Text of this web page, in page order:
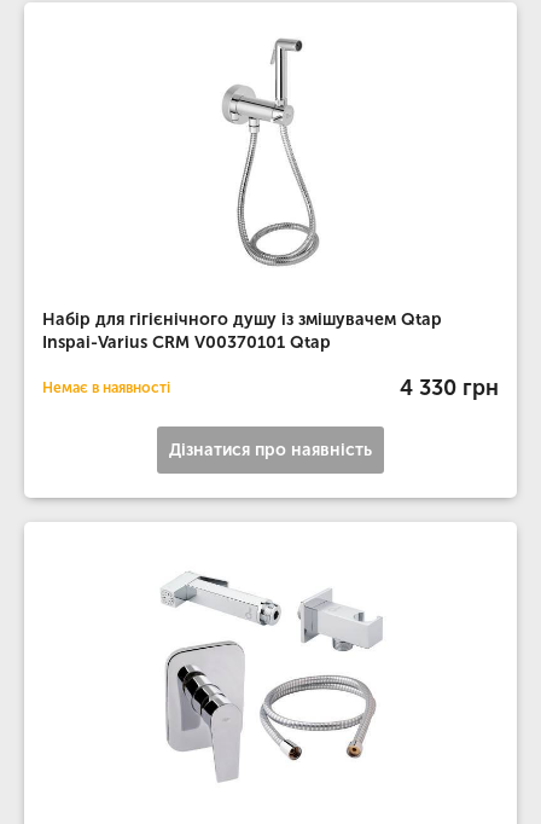
Набір для гігієнічного душу із змішувачем Qtap
Inspai-Varius CRM V00370101 Qtap
Немає в наявності 4 330 грн
Дізнатися про наявність